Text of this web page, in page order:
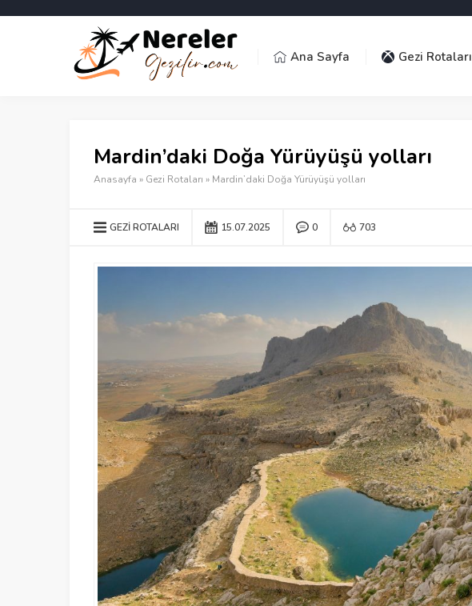
Ana Sayfa Gezi Rotaları
Mardin’daki Doğa Yürüyüşü yolları
Anasayfa » Gezi Rotaları » Mardin’daki Doğa Yürüyüşü yolları
GEZI ROTALARI 15.07.2025 0 703